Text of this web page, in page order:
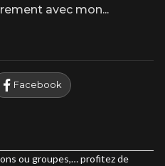
avec mon...
Facebook
ou groupes,… profitez de